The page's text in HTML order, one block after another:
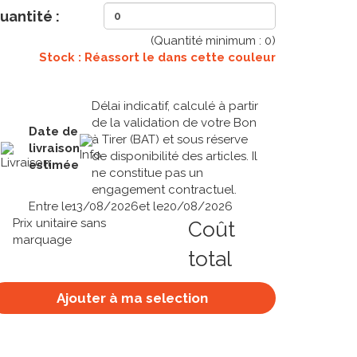
:
(Quantité minimum : 0)
Stock : Réassort le dans cette couleur
Date de
livraison
estimée
Délai indicatif, calculé à partir
de la validation de votre Bon
à Tirer (BAT) et sous réserve
de disponibilité des articles. Il
ne constitue pas un
engagement contractuel.
Entre le13/08/2026et le20/08/2026
Prix unitaire sans
marquage
Coût
total
Ajouter à ma selection